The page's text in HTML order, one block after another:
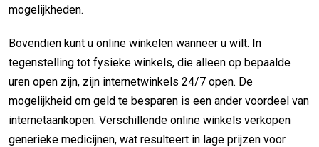
mogelijkheden.
Bovendien kunt u online winkelen wanneer u wilt. In
tegenstelling tot fysieke winkels, die alleen op bepaalde
uren open zijn, zijn internetwinkels 24/7 open. De
mogelijkheid om geld te besparen is een ander voordeel van
internetaankopen. Verschillende online winkels verkopen
generieke medicijnen, wat resulteert in lage prijzen voor